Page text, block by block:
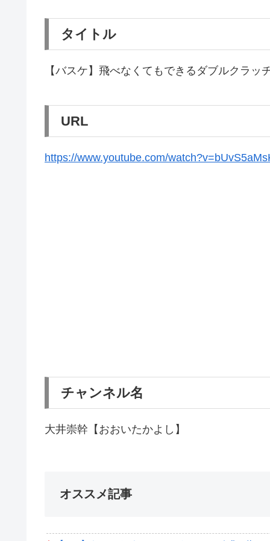
タイトル
【バスケ】飛べなくてもできるダブルクラッ
URL
https://www.youtube.com/
チャンネル名
大井崇幹【おおいたかよし】
オススメ記事